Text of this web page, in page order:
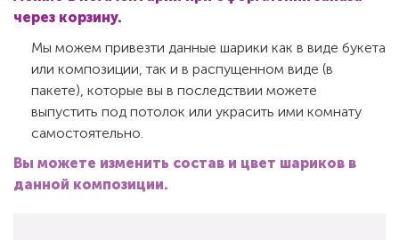
через корзину.
Мы можем привезти данные шарики как в виде букета
или композиции, так и в распущенном виде (в
пакете), которые вы в последствии можете
выпустить под потолок или украсить ими комнату
самостоятельно.
Вы можете изменить состав и цвет шариков в
данной композиции.